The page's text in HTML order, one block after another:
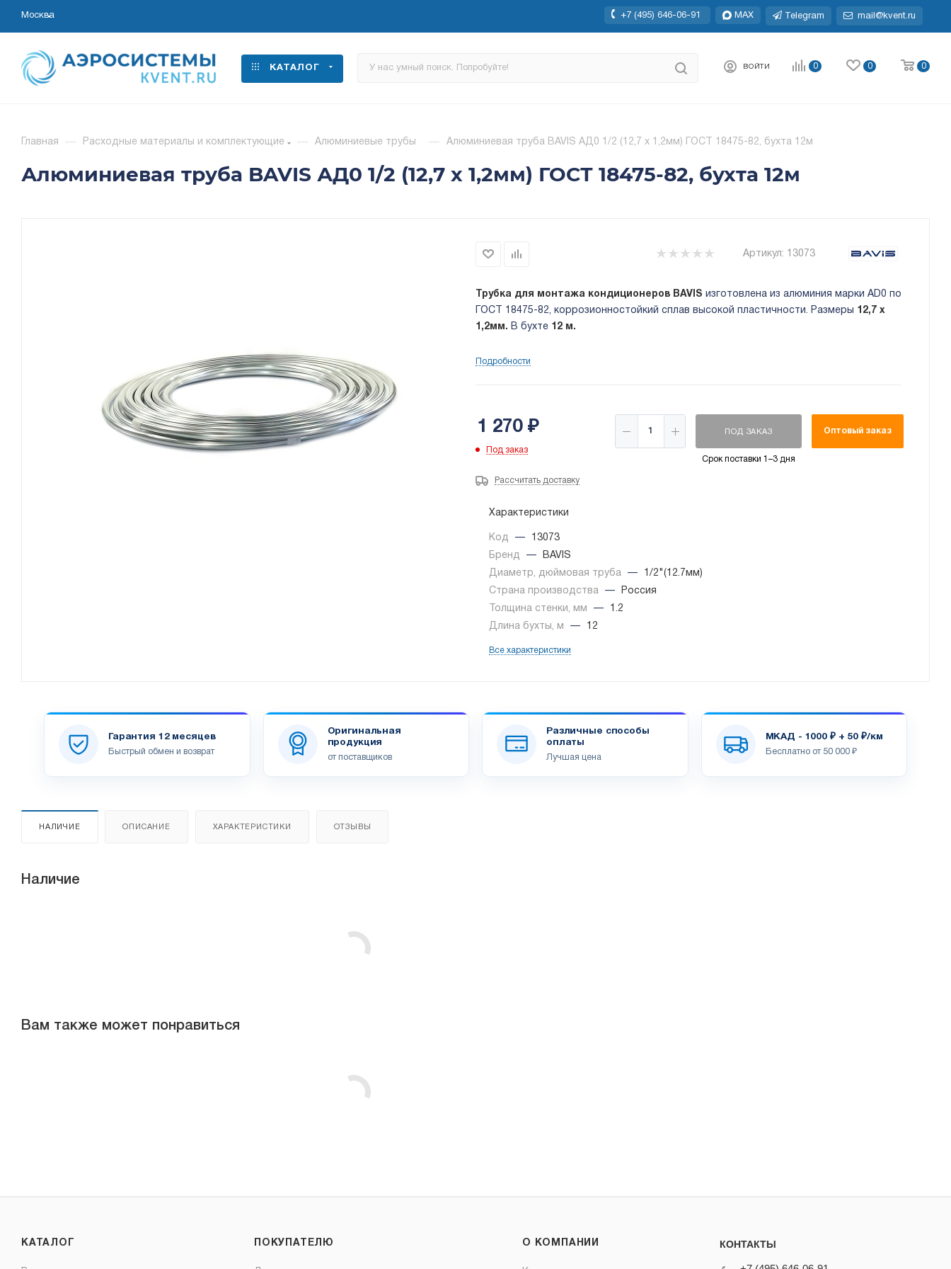
Москва +7 (495) 646-06-91 MAX Telegram mail@kvent.ru
КАТАЛОГ ВОЙТИ 0 0 0
Главная — Расходные материалы и комплектующие — Алюминиевые трубы — Алюминиевая труба BAVIS АД0 1/2 (12,7 х 1,2мм) ГОСТ 18475-82, бухта 12м
Алюминиевая труба BAVIS АД0 1/2 (12,7 х 1,2мм) ГОСТ 18475-82, бухта 12м
Артикул: 13073
Трубка для монтажа кондиционеров BAVIS изготовлена из алюминия марки AD0 по
ГОСТ 18475-82, коррозионностойкий сплав высокой пластичности. Размеры 12,7 х
1,2мм . В бухте 12 м.
Подробности
1 270₽
Под заказ
ПОД ЗАКАЗ
Срок поставки 1–3 дня
Оптовый заказ
Рассчитать доставку
Характеристики
Код —
13073
Бренд
—
BAVIS
Диаметр, дюймовая труба
—
1/2"(12.7мм)
Страна производства
—
Россия
Толщина стенки, мм
—
1.2
Длина бухты, м
— 12
Все характеристики
Гарантия 12 месяцев
Быстрый обмен и возврат
Оригинальная
продукция
от поставщиков
Различные способы
оплаты
Лучшая цена
МКАД - 1000 ₽ + 50 ₽/км
Бесплатно от 50 000 ₽
НАЛИЧИЕ ОПИСАНИЕ ХАРАКТЕРИСТИКИ ОТЗЫВЫ
Наличие
Вам также может понравиться
КАТАЛОГ ПОКУПАТЕЛЮ О КОМПАНИИ КОНТАКТЫ